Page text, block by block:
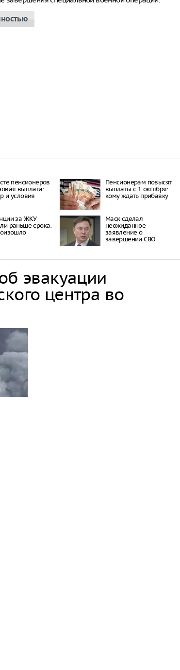
пенсионеров
выплата:
и условия
Пенсионерам повысят
выплаты с 1 октября:
кому ждать прибавку
за ЖКУ
раньше срока:
Маск сделал
неожиданное
заявление о
завершении СВО
эвакуации
центра во